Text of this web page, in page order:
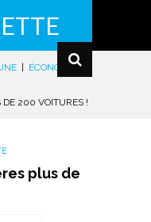
ÉCONOMIE |
DE 200 VOITURES !
plus de